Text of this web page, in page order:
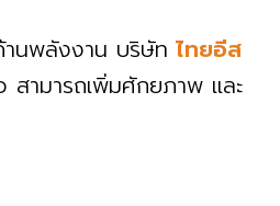
านพลังงาน บริษัท ไทยอีส
สามารถเพิ่มศักยภาพ และ